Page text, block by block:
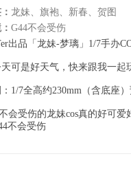
龙妹、旗袍、新春、贺图
G44不会受伤
出品「龙妹-梦璃」1/7手办
天可是好天气，快来跟我一起
：1/7全高约230mm（含底座
会受伤的龙妹cos真的好可
不会受伤